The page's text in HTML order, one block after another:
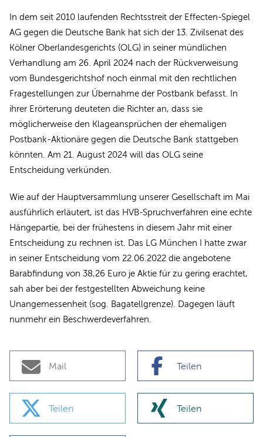
In dem seit 2010 laufenden Rechtsstreit der Effecten-Spiegel
AG gegen die Deutsche Bank hat sich der 13. Zivilsenat des
Kölner Oberlandesgerichts (OLG) in seiner mündlichen
Verhandlung am 26. April 2024 nach der Rückverweisung
vom Bundesgerichtshof noch einmal mit den rechtlichen
Fragestellungen zur Übernahme der Postbank befasst. In
ihrer Erörterung deuteten die Richter an, dass sie
möglicherweise den Klageansprüchen der ehemaligen
Postbank-Aktionäre gegen die Deutsche Bank stattgeben
könnten. Am 21. August 2024 will das OLG seine
Entscheidung verkünden.
Wie auf der Hauptversammlung unserer Gesellschaft im Mai
ausführlich erläutert, ist das HVB-Spruchverfahren eine echte
Hängepartie, bei der frühestens in diesem Jahr mit einer
Entscheidung zu rechnen ist. Das LG München I hatte zwar
in seiner Entscheidung vom 22.06.2022 die angebotene
Barabfindung von 38,26 Euro je Aktie für zu gering erachtet,
sah aber bei der festgestellten Abweichung keine
Unangemessenheit (sog. Bagatellgrenze). Dagegen läuft
nunmehr ein Beschwerdeverfahren.
Mail Teilen
Teilen Teilen